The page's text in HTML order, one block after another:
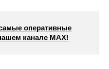
оперативные
канале МАХ!